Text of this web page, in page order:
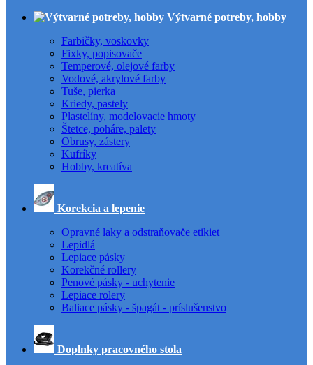
Výtvarné potreby, hobby
Farbičky, voskovky
Fixky, popisovače
Temperové, olejové farby
Vodové, akrylové farby
Tuše, pierka
Kriedy, pastely
Plastelíny, modelovacie hmoty
Štetce, poháre, palety
Obrusy, zástery
Kufríky
Hobby, kreatíva
Korekcia a lepenie
Opravné laky a odstraňovače etikiet
Lepidlá
Lepiace pásky
Korekčné rollery
Penové pásky - uchytenie
Lepiace rolery
Baliace pásky - špagát - príslušenstvo
Doplnky pracovného stola